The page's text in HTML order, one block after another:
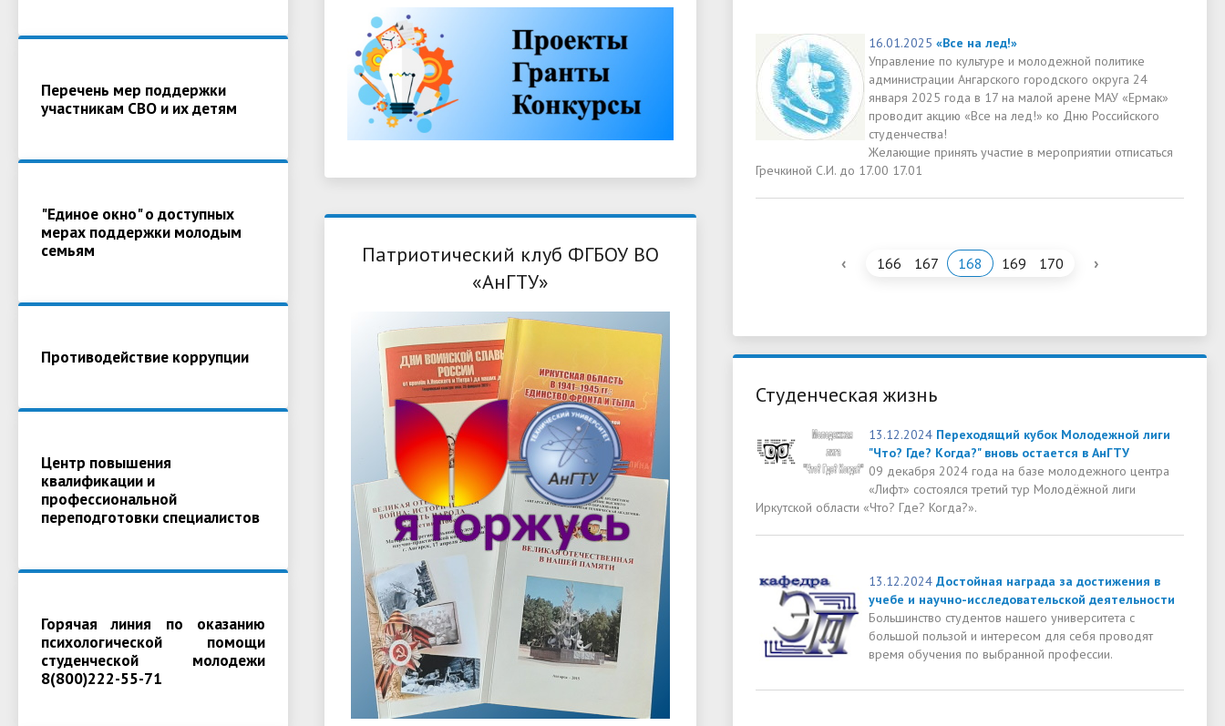
Перечень мер поддержки
участникам СВО и их детям
"Единое окно" о доступных
мерах поддержки молодым
семьям
Противодействие коррупции
Центр повышения
квалификации и
профессиональной
переподготовки специалистов
Горячая линия по оказанию
психологической помощи
студенческой молодежи
8(800)222-55-71
Патриотический клуб ФГБОУ ВО
«АнГТУ»
16.01.2025 «Все на лед!»
Управление по культуре и молодежной политике
администрации Ангарского городского округа 24
января 2025 года в 17 на малой арене МАУ «Ермак»
проводит акцию «Все на лед!» ко Дню Российского
студенчества!
Желающие принять участие в мероприятии отписаться
Гречкиной С.И. до 17.00 17.01
‹ 166 167 168 169 170 ›
Студенческая жизнь
13.12.2024 Переходящий кубок Молодежной лиги
"Что? Где? Когда?" вновь остается в АнГТУ
09 декабря 2024 года на базе молодежного центра
«Лифт» состоялся третий тур Молодёжной лиги
Иркутской области «Что? Где? Когда?».
13.12.2024 Достойная награда за достижения в
учебе и научно-исследовательской деятельности
Большинство студентов нашего университета с
большой пользой и интересом для себя проводят
время обучения по выбранной профессии.